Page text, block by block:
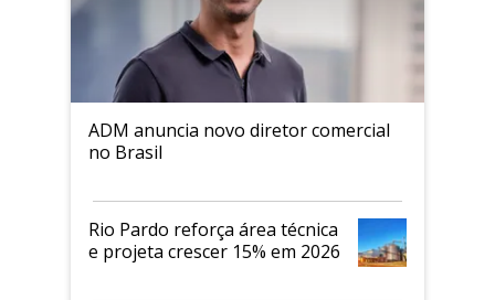
ADM anuncia novo diretor comercial
no Brasil
Rio Pardo reforça área técnica
e projeta crescer 15% em 2026